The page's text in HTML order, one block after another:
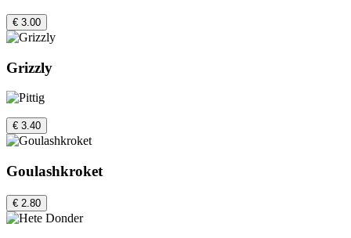
€ 3.00
Grizzly
€ 3.40
Goulashkroket
€ 2.80